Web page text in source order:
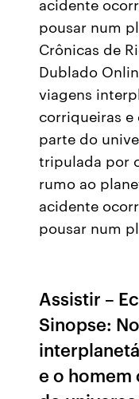
pousar num
Crônicas de
Dublado
viagens
corriqueiras e
parte do
tripulada por
rumo ao
acidente
pousar num
Assistir –
Sinopse:
e o homem